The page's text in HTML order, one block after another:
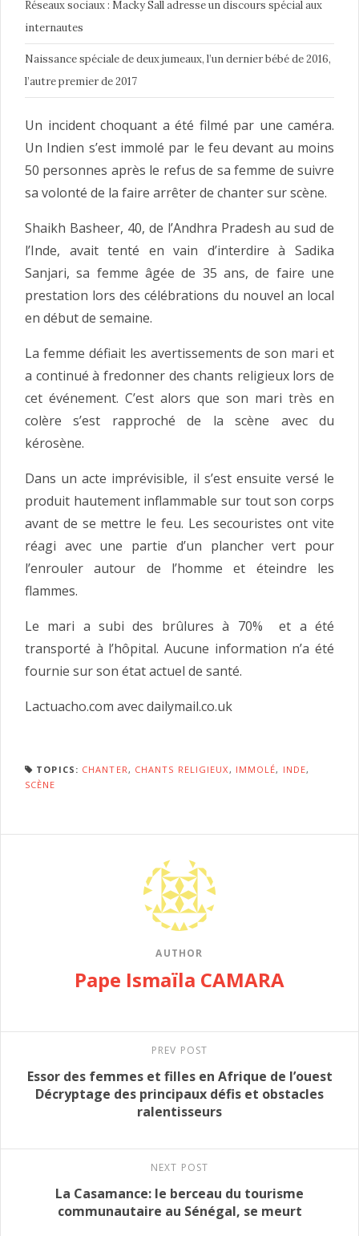
Réseaux sociaux : Macky Sall adresse un discours spécial aux
internautes
Naissance spéciale de deux jumeaux, l’un dernier bébé de 2016,
l’autre premier de 2017
Un incident choquant a été filmé par une caméra.
Un Indien s’est immolé par le feu devant au moins
50 personnes après le refus de sa femme de suivre
sa volonté de la faire arrêter de chanter sur scène.
Shaikh Basheer, 40, de l’Andhra Pradesh au sud de
l’Inde, avait tenté en vain d’interdire à Sadika
Sanjari, sa femme âgée de 35 ans, de faire une
prestation lors des célébrations du nouvel an local
en début de semaine.
La femme défiait les avertissements de son mari et
a continué à fredonner des chants religieux lors de
cet événement. C’est alors que son mari très en
colère s’est rapproché de la scène avec du
kérosène.
Dans un acte imprévisible, il s’est ensuite versé le
produit hautement inflammable sur tout son corps
avant de se mettre le feu. Les secouristes ont vite
réagi avec une partie d’un plancher vert pour
l’enrouler autour de l’homme et éteindre les
flammes.
Le mari a subi des brûlures à 70% et a été
transporté à l’hôpital. Aucune information n’a été
fournie sur son état actuel de santé.
Lactuacho.com avec dailymail.co.uk
TOPICS: CHANTER, CHANTS RELIGIEUX, IMMOLÉ, INDE,
SCÈNE
AUTHOR
Pape Ismaïla CAMARA
PREV POST
Essor des femmes et filles en Afrique de l’ouest
Décryptage des principaux défis et obstacles
ralentisseurs
NEXT POST
La Casamance: le berceau du tourisme
communautaire au Sénégal, se meurt